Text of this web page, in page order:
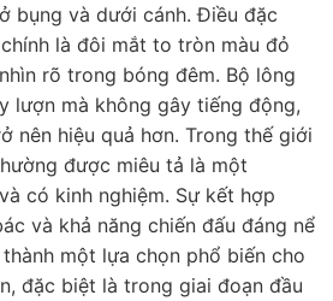
bụng và dưới cánh. Điều đặc
chính là đôi mắt to tròn màu đỏ
rõ trong bóng đêm. Bộ lông
lượn mà không gây tiếng động,
nên hiệu quả hơn. Trong thế giới
được miêu tả là một
có kinh nghiệm. Sự kết hợp
và khả năng chiến đấu đáng nể
một lựa chọn phổ biến cho
đặc biệt là trong giai đoạn đầu